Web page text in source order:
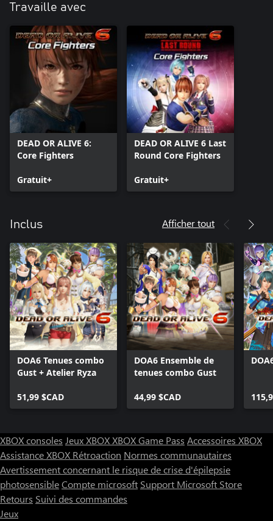
Travaille avec
DEAD OR ALIVE 6:
Core Fighters
Gratuit+
DEAD OR ALIVE 6 Last
Round Core Fighters
Gratuit+
Inclus Afficher tout
DOA6 Tenues combo
Gust + Atelier Ryza
51,99 $CAD
DOA6 Ensemble de
tenues combo Gust
44,99 $CAD
XBOX consoles Jeux XBOXXBOX Game Pass Accessoires XBOX
Assistance XBOX Rétroaction Normes communautaires
Avertissement concernant le risque de crise d'épilepsie
photosensibleCompte microsoft Support Microsoft Store
Retours Suivi des commandes
Jeux